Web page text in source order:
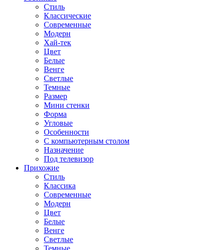
Стиль
Классические
Современные
Модерн
Хай-тек
Цвет
Белые
Венге
Светлые
Темные
Размер
Мини стенки
Форма
Угловые
Особенности
С компьютерным столом
Назначение
Под телевизор
Прихожие
Стиль
Классика
Современные
Модерн
Цвет
Белые
Венге
Светлые
Темные